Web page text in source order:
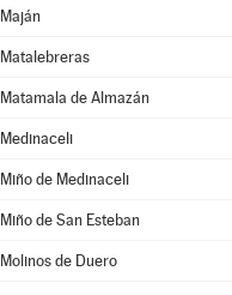
Maján
Matalebreras
Matamala de Almazán
Medinaceli
Miño de Medinaceli
Miño de San Esteban
Molinos de Duero